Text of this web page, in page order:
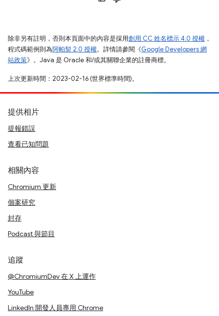
除非另有註明，否則本頁面中的內容是採用創用 CC 姓名標示 4.0 授權 ，
程式碼範例則為阿帕契 2.0 授權。詳情請參閱《Google Developers 網
站政策》。Java 是 Oracle 和/或其關聯企業的註冊商標。
上次更新時間：2023-02-16 (世界標準時間)。
提供相片
提報錯誤
查看已知問題
相關內容
Chromium 更新
個案研究
封存
Podcast 與節目
追蹤
@ChromiumDev 在 X 上運作
YouTube
LinkedIn 開發人員專用 Chrome